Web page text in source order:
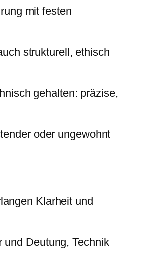
mit festen
strukturell, ethisch
gehalten: präzise,
oder ungewohnt
Klarheit und
Deutung, Technik